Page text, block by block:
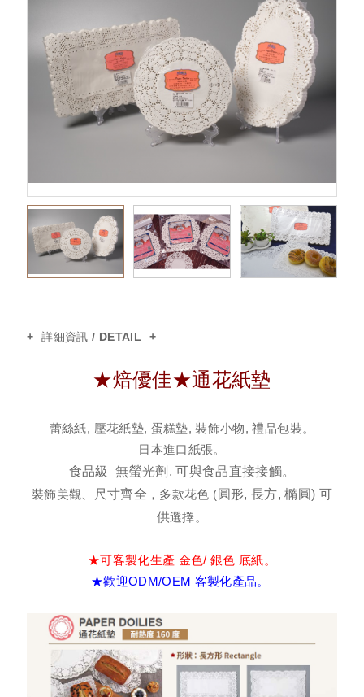
防油墊盤紙/餐盤紙、炸物吸油紙
淋膜紙(L袋/漢堡紙/帕里尼袋)
瑞士捲紙 (白報紙/蛋捲捲紙)
輕食牛皮包裝盒
有耳烘焙紙
三角擠花紙
氣炸鍋專用紙烤模
白卡烤杯
詳細資訊 / DETAIL
★焙優佳★通花紙墊
​蕾絲紙, 壓花紙墊, 蛋糕墊, 裝飾小物, 禮品包裝。
日本進口紙張。
食品級 無螢光劑, 可與食品直接接觸。
裝飾美觀、
尺寸齊全 ，多款花色 (圓形, 長方, 橢圓) 可
供選擇。
★可客製化生產 金色/ 銀色 底紙。
★歡迎ODM/OEM 客製化產品。